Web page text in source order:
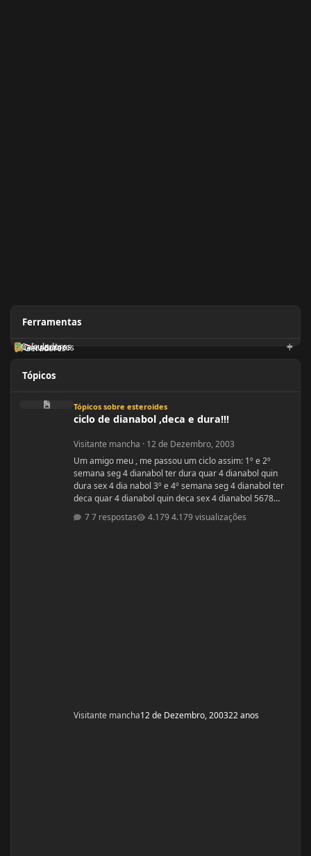
Ferramentas
Geradores
Orientadores
Calculadoras
Tópicos
ciclo de dianabol ,deca e dura!!!
Tópicos sobre esteroides
ciclo de dianabol ,deca e dura!!!
Visitante mancha · 12 de Dezembro, 2003
Um amigo meu , me passou um ciclo assim: 1º e 2º
semana seg 4 dianabol ter dura quar 4 dianabol quin
dura sex 4 dia nabol 3º e 4º semana seg 4 dianabol ter
deca quar 4 dianabol quin deca sex 4 dianabol 5678
seman vou partir para definição com outros anabolicos.
PERGUNTAS : 1 - GOSTARIA DE SABER A OPNIÃO DE
7 respostas 4.179 visualizações
Visitante mancha12 de Dezembro, 200322 anos